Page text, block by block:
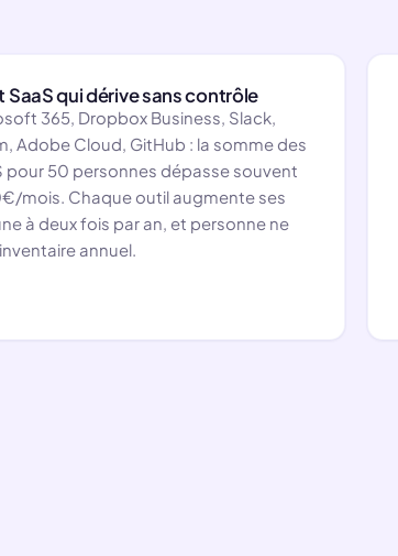
SaaS qui dérive sans contrôle
365, Dropbox Business, Slack,
Adobe Cloud, GitHub : la somme des
pour 50 personnes dépasse souvent
mois. Chaque outil augmente ses
à deux fois par an, et personne ne
annuel.